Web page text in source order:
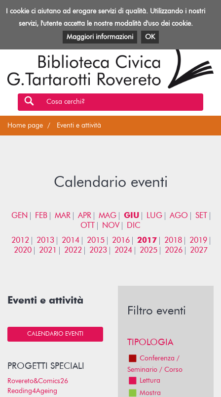
Toggle
Biblioteca
Rovereto
EVENTI E ATTIVITÀ PATRIMONIO E RISORSE
Cosa cerchi?
Home page Eventi e attività
Calendario eventi
GEN FEB MAR APR MAG GIU LUG AGO
SET
OTT
NOV
DIC
2012
2013 2014 2015 2016 2017 2018
2019
2020
2021 2022 2023 2024 2025 2026 2027
Eventi e attività
CALENDARIO EVENTI
PROGETTI SPECIALI
Rovereto&Comics26
Reading4Ageing
Filtro eventi
TIPOLOGIA
Conferenza /
Seminario / Corso
Lettura
Mostra
I cookie ci aiutano ad erogare servizi di qualità. Utilizzando i nostri
servizi, l'utente accetta le nostre modalità d'uso dei cookie.
Maggiori informazioni
OK